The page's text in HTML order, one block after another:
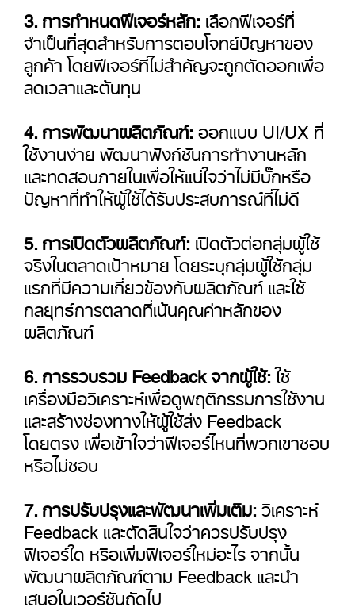
3. การกำหนดฟีเจอร์หลัก:เลือกฟีเจอร์ที่
จำเป็นที่สุดสำหรับการตอบโจทย์ปัญหาของ
ลูกค้า โดยฟีเจอร์ที่ไม่สำคัญจะถูกตัดออกเพื่อ
ลดเวลาและต้นทุน
4. การพัฒนาผลิตภัณฑ์:ออกแบบ UI/UX ที่
ใช้งานง่าย พัฒนาฟังก์ชันการทำงานหลัก
และทดสอบภายในเพื่อให้แน่ใจว่าไม่มีบั๊กหรือ
ปัญหาที่ทำให้ผู้ใช้ได้รับประสบการณ์ที่ไม่ดี
5. การเปิดตัวผลิตภัณฑ์:เปิดตัวต่อกลุ่มผู้ใช้
จริงในตลาดเป้าหมาย โดยระบุกลุ่มผู้ใช้กลุ่ม
แรกที่มีความเกี่ยวข้องกับผลิตภัณฑ์ และใช้
กลยุทธ์การตลาดที่เน้นคุณค่าหลักของ
ผลิตภัณฑ์
6. การรวบรวม Feedback จากผู้ใช้:ใช้
เครื่องมือวิเคราะห์เพื่อดูพฤติกรรมการใช้งาน
และสร้างช่องทางให้ผู้ใช้ส่ง Feedback
โดยตรง เพื่อเข้าใจว่าฟีเจอร์ไหนที่พวกเขาชอบ
หรือไม่ชอบ
7. การปรับปรุงและพัฒนาเพิ่มเติม:วิเคราะห์
Feedback และตัดสินใจว่าควรปรับปรุง
ฟีเจอร์ใด หรือเพิ่มฟีเจอร์ใหม่อะไร จากนั้น
พัฒนาผลิตภัณฑ์ตาม Feedback และนำ
เสนอในเวอร์ชันถัดไป